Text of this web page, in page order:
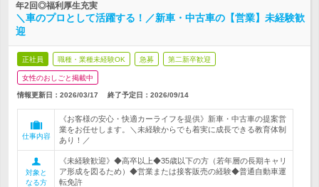
年2回◎福利厚生充実
＼車のプロとして活躍する！／新車・中古車の【営業】未経験歓
迎
正社員 職種・業種未経験OK 急募 第二新卒歓迎
女性のおしごと掲載中
情報更新日：2026/03/17 終了予定日： 2026/09/14
仕事内容
《お客様の安心・快適カーライフを提供》新車・中古車の提案営
業をお任せします。＼未経験からでも着実に成長できる教育体制
あり！／
対象と
なる方
《未経験歓迎》◆高卒以上◆35歳以下の方（若年層の長期キャリ
ア形成を図るため）◆営業または接客販売の経験◆普通自動車運
転免許